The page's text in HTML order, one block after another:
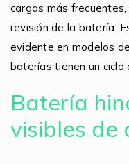
cargas más
revisión de la batería.
evidente en modelos
baterías tienen un ciclo
Batería
visibles de